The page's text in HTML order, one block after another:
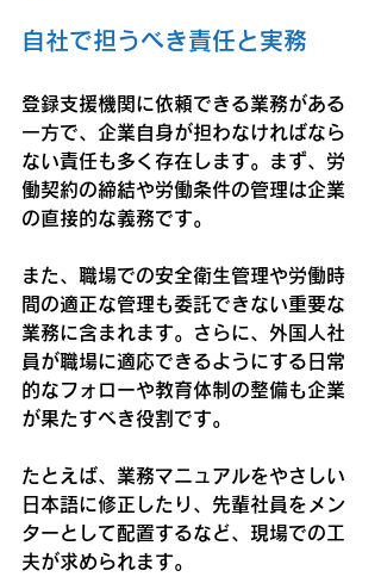
自社で担うべき責任と実務
登録支援機関に依頼できる業務がある
一方で、企業自身が担わなければなら
ない責任も多く存在します。まず、労
働契約の締結や労働条件の管理は企業
の直接的な義務です。
また、職場での安全衛生管理や労働時
間の適正な管理も委託できない重要な
業務に含まれます。さらに、外国人社
員が職場に適応できるようにする日常
的なフォローや教育体制の整備も企業
が果たすべき役割です。
たとえば、業務マニュアルをやさしい
日本語に修正したり、先輩社員をメン
ターとして配置するなど、現場での工
夫が求められます。